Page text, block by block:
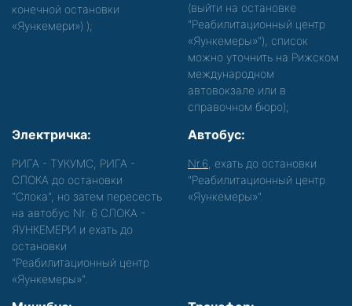
конечной остановки
«Яункемери») );
(выйти на остановке
"Реабилитационный центр
«Яункемеры»"), список
можно уточнить на Рижском
международном
автовокзале или в
справочном бюро);
Электричка:
РИГА - ТУКУМС, РИГА -
СЛОКА до остановки
"Слока", но затем пересесть
на автобус Nr. 6 СЛОКА -
ЯУНКЕМЕРИ и ехать до
остановки
"Реабилитационный центр
«Яункемеры»".
Автобус:
Nr.6 , ехать до остановки
"Реабилитационный центр
«Яункемеры»".